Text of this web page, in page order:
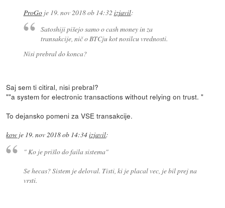
ProGoje 19. nov 2018 ob 14:32 izjavil:
Satoshiji pišejo samo o cash money in za
transakcije, nič o BTCju kot nosilcu vrednosti.
Nisi prebral do konca?
Saj sem ti citiral, nisi prebral?
""a system for electronic transactions without relying on trust. "
To dejansko pomeni za VSE transakcije.
kow je 19. nov 2018 ob 14:34izjavil:
" Ko je prišlo do faila sistema"
Se hecas? Sistem je deloval. Tisti, ki je placal vec, je bil prej na
vrsti.